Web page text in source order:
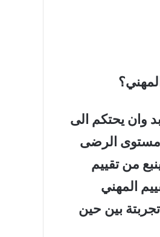
وان يحتكم الى
مستوى الرضى
من تقييم
المهني
بين حين